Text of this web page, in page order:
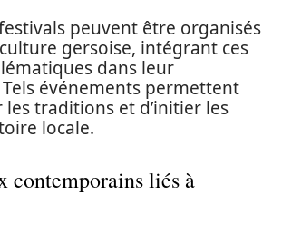
peuvent être organisés
gersoise, intégrant ces
dans leur
événements permettent
traditions et d’initier les
locale.
contemporains liés à